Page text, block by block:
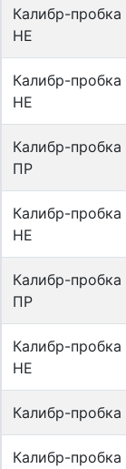
Калибр-
НЕ
Калибр-
НЕ
Калибр-
ПР
Калибр-
НЕ
Калибр-
ПР
Калибр-
НЕ
Калибр-
Калибр-